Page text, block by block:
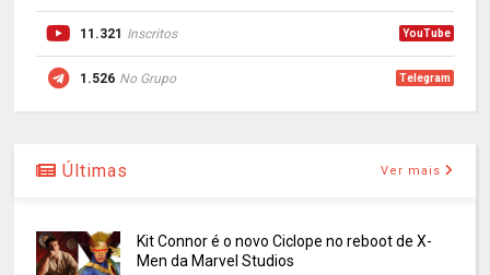
11.321 Inscritos YouTube
1.526 No Grupo Telegram
Últimas Ver mais
Kit Connor é o novo Ciclope no reboot de X-
Men da Marvel Studios